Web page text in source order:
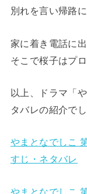
別れを言い帰路に
家に着き電話に
そこで桜子はプ
以上、ドラマ「
タバレの紹介で
やまとなでしこ
すじ・ネタバレ
やまとなでしこ